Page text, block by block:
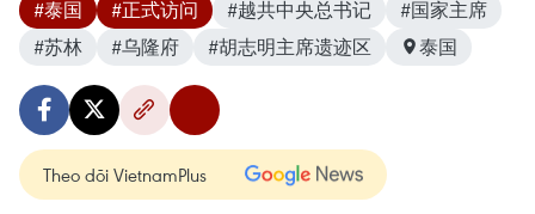
#泰国 #正式访问 #越共中央总书记
#国家主席
#苏林
#乌隆府 #胡志明主席遗迹区 泰国
Theo dõi VietnamPlus